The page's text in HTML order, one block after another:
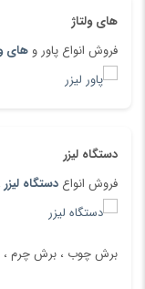
های ولتاژ
فروش انواع پاور و های
دستگاه لیزر
فروش انواع دستگاه لیزر
برش چوب ، برش چرم ،